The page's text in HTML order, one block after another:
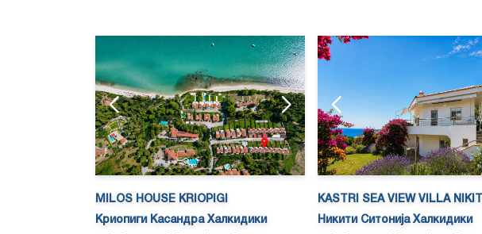
MILOS HOUSE KRIOPIGI
Криопиги Касандра Халкидики
KASTRI SEA VIEW VILLA NIKITI
Никити Ситонија Халкидики